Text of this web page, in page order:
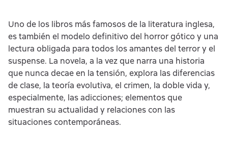
Uno de los libros más famosos de la literatura inglesa,
es también el modelo definitivo del horror gótico y una
lectura obligada para todos los amantes del terror y el
suspense. La novela, a la vez que narra una historia
que nunca decae en la tensión, explora las diferencias
de clase, la teoría evolutiva, el crimen, la doble vida y,
especialmente, las adicciones; elementos que
muestran su actualidad y relaciones con las
situaciones contemporáneas.